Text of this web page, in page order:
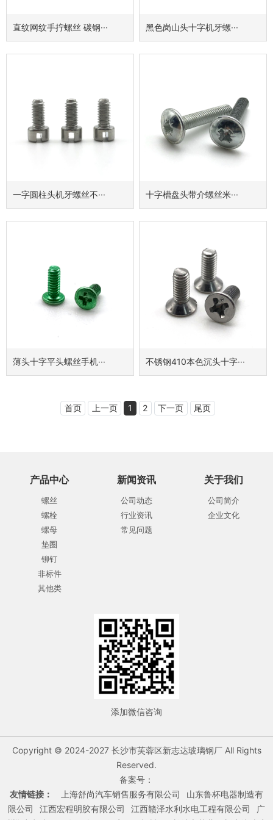
直纹网纹手拧螺丝 碳钢··· 黑色岗山头十字机牙螺···
一字圆柱头机牙螺丝不··· 十字槽盘头带介螺丝米···
薄头十字平头螺丝手机··· 不锈钢410本色沉头十字···
首页 上一页 1 2 下一页 尾页
产品中心
螺丝
螺栓
螺母
垫圈
铆钉
非标件
其他类
新闻资讯
公司动态
行业资讯
常见问题
关于我们
公司简介
企业文化
添加微信咨询
Copyright © 2024-2027 长沙市芙蓉区新志达玻璃钢厂 All Rights
Reserved.
备案号：
友情链接：
上海舒尚汽车销售服务有限公司
山东鲁杯电器制造有
限公司
江西宏程明胶有限公司 江西赣泽水利水电工程有限公司
广